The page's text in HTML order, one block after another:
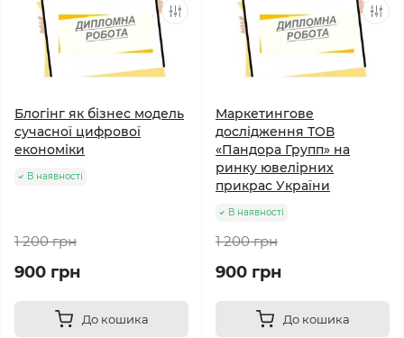
Блогінг як бізнес модель
сучасної цифрової
економіки
В наявності
1 200 грн
900 грн
До кошика
Маркетингове
дослідження ТОВ
«Пандора Групп» на
ринку ювелірних
прикрас України
В наявності
1 200 грн
900 грн
До кошика